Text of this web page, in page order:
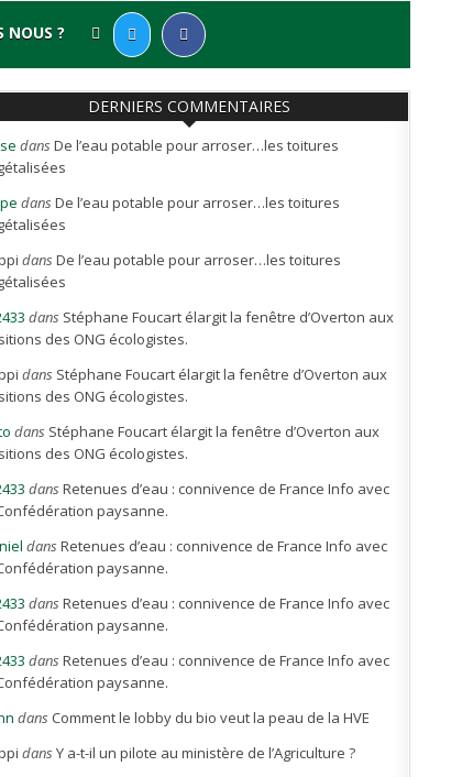
NOUS ?
DERNIERS COMMENTAIRES
dansDe l’eau potable pour arroser…les toitures
dansDe l’eau potable pour arroser…les toitures
dansDe l’eau potable pour arroser…les toitures
dans Stéphane Foucart élargit la fenêtre d’Overton aux
des ONG écologistes.
dans Stéphane Foucart élargit la fenêtre d’Overton aux
des ONG écologistes.
dans Stéphane Foucart élargit la fenêtre d’Overton aux
des ONG écologistes.
dansRetenues d’eau : connivence de France Info avec
paysanne.
dansRetenues d’eau : connivence de France Info avec
paysanne.
dansRetenues d’eau : connivence de France Info avec
paysanne.
dansRetenues d’eau : connivence de France Info avec
paysanne.
dans Comment le lobby du bio veut la peau de la HVE
dansY a-t-il un pilote au ministère de l’Agriculture ?